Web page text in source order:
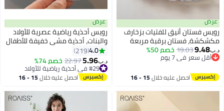
عرض
رويس فستان أنيق للفتيات بزخارف
مكشكشة، فستان برقبة مربعة
وكتفين مكشوفين، فستان أنيق
بأشرطة وبتصميم زهري، فستان
للارتداء اليومي وحفلات أعياد الميلاد
أو أي مناسبة
د.ب‏9.48
19.03خصم 50%
أقل سعر في 7 يوم
أقل سعر في 7 يوم
احصل عليه خلال 15 - 16
عرض
رويس أحذية رياضية عصرية للأولاد
والبنات، أحذية مشي خفيفة للأطفال
الصغار، أحذية رياضية بيضاء صغيرة،
أحذية أطفال ناعمة غير قابلة
للانزلاق، أحذية أطفال متعددة
المناسبات بتصميم فيلكرو
4.0
219
د.ب‏5.96
22.97خصم 74%
#29 في أحذية رياضية للأولاد
#29 في أحذية رياضية للأولاد احصل عليه خلال 15 - 16